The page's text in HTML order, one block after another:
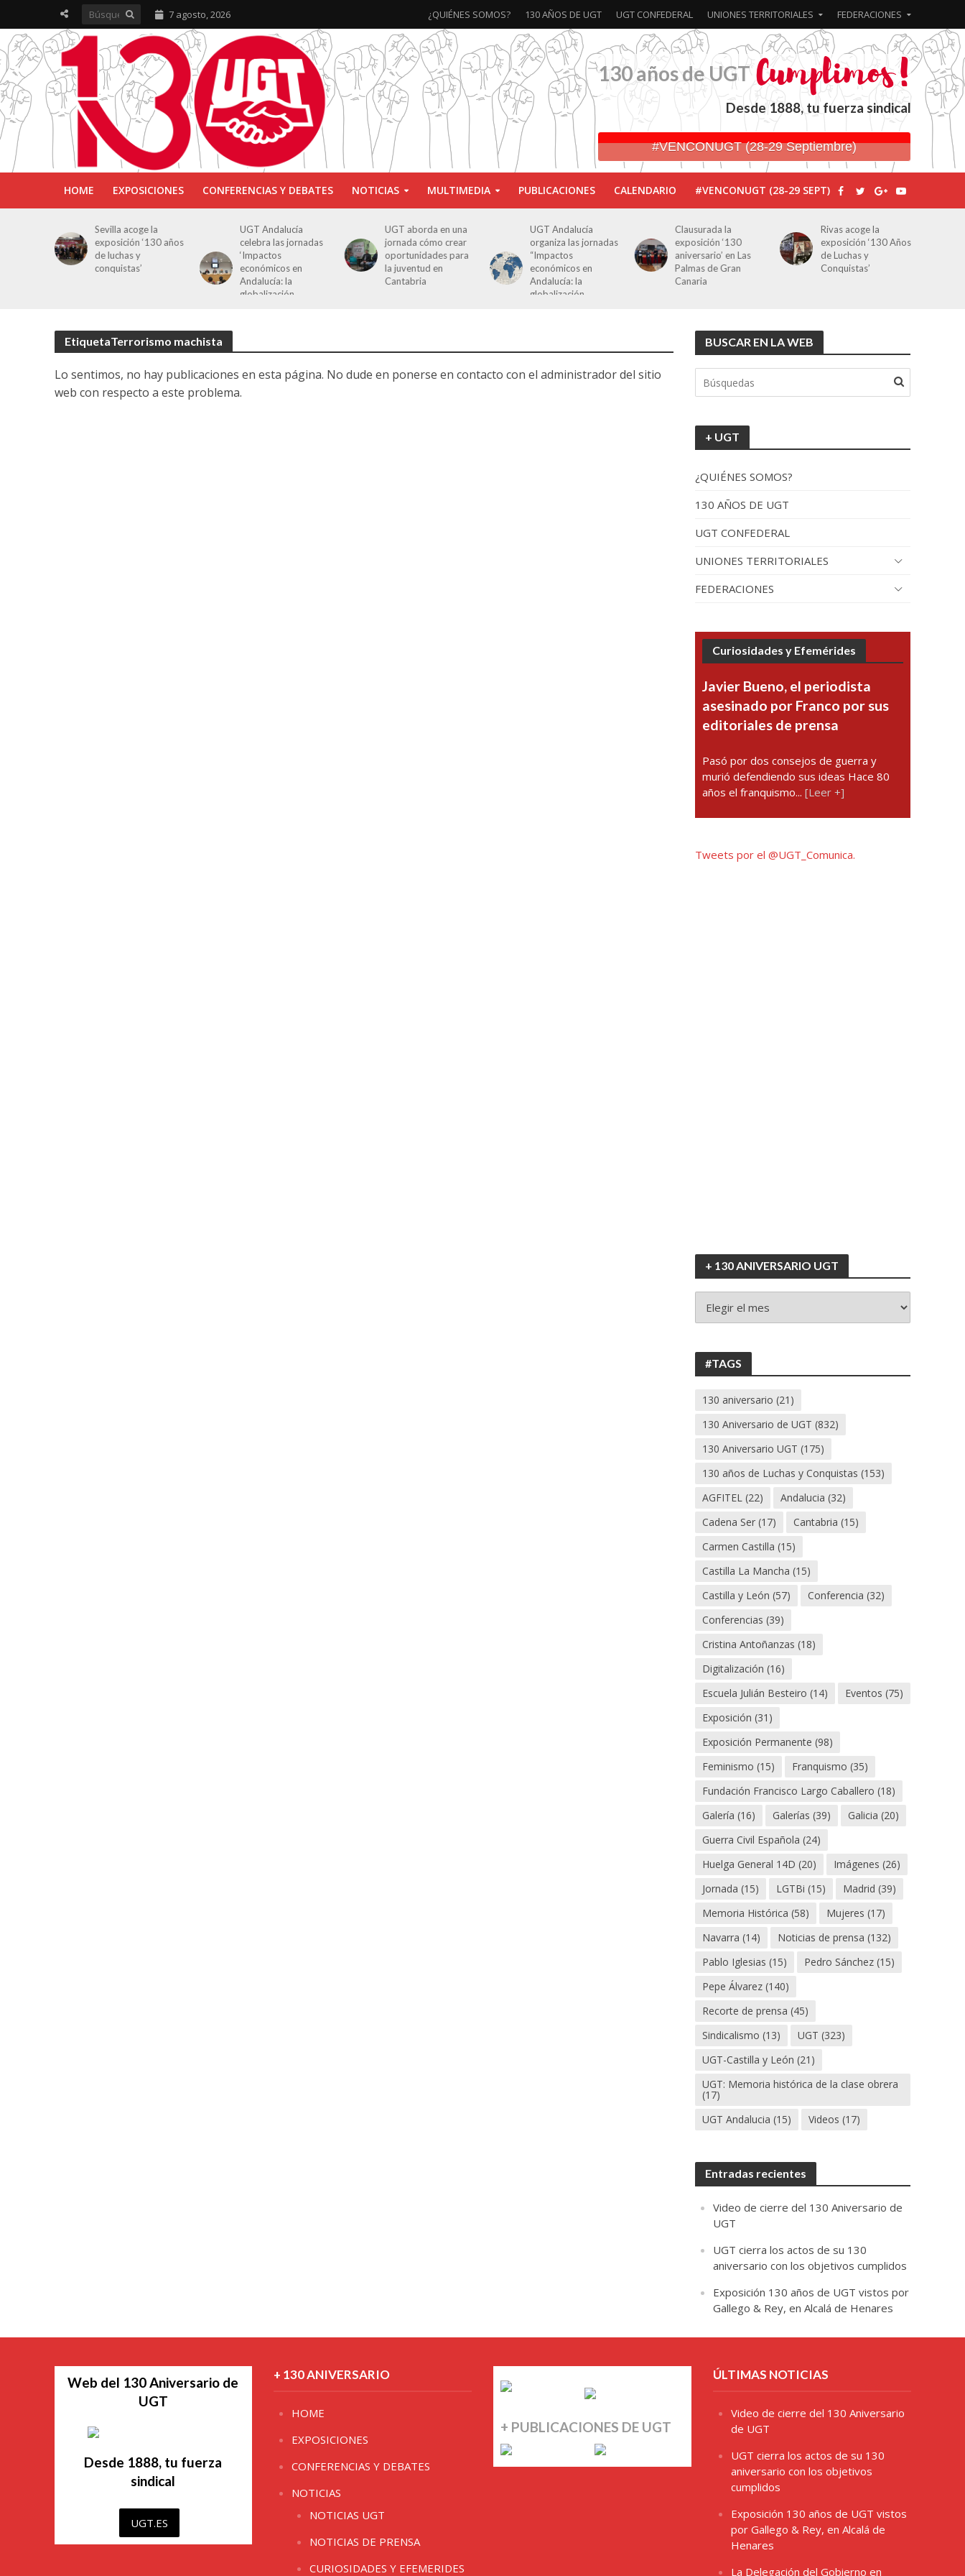
7 agosto, 2026 ¿QUIÉNES SOMOS? 130 AÑOS DE UGT UGT CONFEDERAL UNIONES TERRITORIALES FEDERACIONES
130 años de UGT
Desde 1888, tu fuerza sindical
#VENCONUGT (28-29 Septiembre)
HOME EXPOSICIONES CONFERENCIAS Y DEBATES NOTICIAS MULTIMEDIA PUBLICACIONES CALENDARIO #VENCONUGT (28-29 SEPT)
Sevilla acoge la
exposición ‘130 años
de luchas y
conquistas’
UGT Andalucía
celebra las jornadas
‘Impactos
económicos en
Andalucía: la
globalización
UGT aborda en una
jornada cómo crear
oportunidades para
la juventud en
Cantabria
UGT Andalucía
organiza las jornadas
“Impactos
económicos en
Andalucía: la
globalización
Clausurada la
exposición ‘130
aniversario’ en Las
Palmas de Gran
Canaria
Rivas acoge la
exposición ‘130 Años
de Luchas y
Conquistas’
EtiquetaTerrorismo machista
Lo sentimos, no hay publicaciones en esta página. No dude en ponerse en contacto con el administrador del sitio
web con respecto a este problema.
BUSCAR EN LA WEB
+ UGT
¿QUIÉNES SOMOS?
130 AÑOS DE UGT
UGT CONFEDERAL
UNIONES TERRITORIALES
FEDERACIONES
Curiosidades y Efemérides
Javier Bueno, el periodista
asesinado por Franco por sus
editoriales de prensa
Pasó por dos consejos de guerra y
murió defendiendo sus ideas Hace 80
años el franquismo...[Leer +]
Tweets por el @UGT_Comunica.
+ 130 ANIVERSARIO UGT
130
#TAGS
130 aniversario (21)
130 Aniversario de UGT (832)
130 Aniversario UGT (175)
130 años de Luchas y Conquistas (153)
AGFITEL (22) Andalucia (32)
Cadena Ser (17) Cantabria (15)
Carmen Castilla (15)
Castilla La Mancha (15)
Castilla y León (57) Conferencia (32)
Conferencias (39)
Cristina Antoñanzas (18)
Digitalización (16)
Escuela Julián Besteiro (14) Eventos (75)
Exposición (31)
Exposición Permanente (98)
Feminismo (15) Franquismo (35)
Fundación Francisco Largo Caballero (18)
Galería (16) Galerías (39) Galicia (20)
Guerra Civil Española (24)
Huelga General 14D (20) Imágenes (26)
Jornada (15) LGTBi (15) Madrid (39)
Memoria Histórica (58) Mujeres (17)
Navarra (14) Noticias de prensa (132)
Pablo Iglesias (15) Pedro Sánchez (15)
Pepe Álvarez (140)
Recorte de prensa (45)
Sindicalismo (13) UGT (323)
UGT-Castilla y León (21)
UGT: Memoria histórica de la clase obrera
(17)
UGT Andalucia (15) Videos (17)
Entradas recientes
Video de cierre del 130 Aniversario de
UGT
UGT cierra los actos de su 130
aniversario con los objetivos cumplidos
Exposición 130 años de UGT vistos por
Gallego & Rey, en Alcalá de Henares
Web del 130 Aniversario de
UGT
Desde 1888, tu fuerza
sindical
UGT.ES
+ 130 ANIVERSARIO
HOME
EXPOSICIONES
CONFERENCIAS Y DEBATES
NOTICIAS
NOTICIAS UGT
NOTICIAS DE PRENSA
CURIOSIDADES Y EFEMERIDES
+ PUBLICACIONES DE UGT
ÚLTIMAS NOTICIAS
Video de cierre del 130 Aniversario
de UGT
UGT cierra los actos de su 130
aniversario con los objetivos
cumplidos
Exposición 130 años de UGT vistos
por Gallego & Rey, en Alcalá de
Henares
La Delegación del Gobierno en